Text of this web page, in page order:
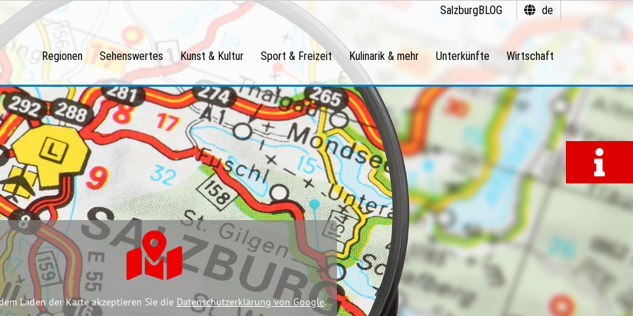
de
SalzburgBLOG
Regionen Sehenswertes Kunst & Kultur Sport & Freizeit Kulinarik & mehr Unterkünfte Wirtschaft
Laden der Karte akzeptieren Sie die Datenschutzerklärung von Google.